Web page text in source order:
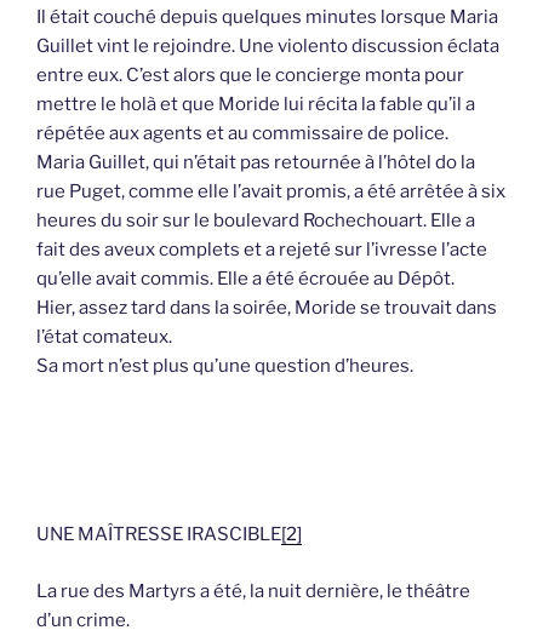
Il était couché depuis quelques minutes lorsque Maria
Guillet vint le rejoindre. Une violento discussion éclata
entre eux. C’est alors que le concierge monta pour
mettre le holà et que Moride lui récita la fable qu’il a
répétée aux agents et au commissaire de police.
Maria Guillet, qui n’était pas retournée à l’hôtel do la
rue Puget, comme elle l’avait promis, a été arrêtée à six
heures du soir sur le boulevard Rochechouart. Elle a
fait des aveux complets et a rejeté sur l’ivresse l’acte
qu’elle avait commis. Elle a été écrouée au Dépôt.
Hier, assez tard dans la soirée, Moride se trouvait dans
l’état comateux.
Sa mort n’est plus qu’une question d’heures.
UNE MAÎTRESSE IRASCIBLE[2]
La rue des Martyrs a été, la nuit dernière, le théâtre
d’un crime.